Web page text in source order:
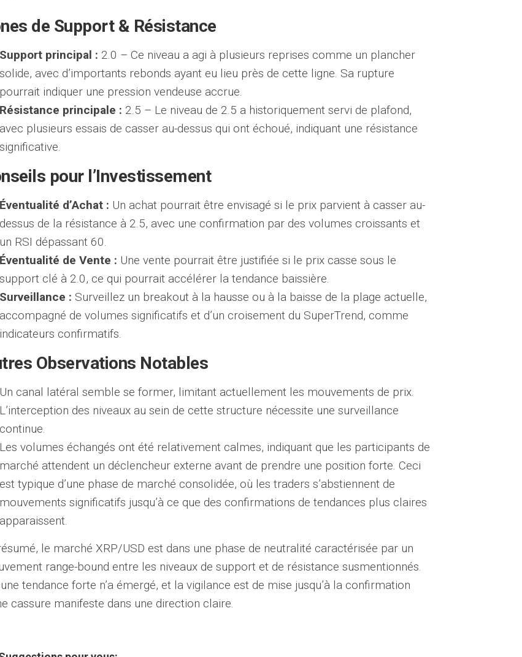
de Support & Résistance
Support principal : 2.0 – Ce niveau a agi à plusieurs reprises comme un plancher
solide, avec d’importants rebonds ayant eu lieu près de cette ligne. Sa rupture
pourrait indiquer une pression vendeuse accrue.
Résistance principale : 2.5 – Le niveau de 2.5 a historiquement servi de plafond,
avec plusieurs essais de casser au-dessus qui ont échoué, indiquant une résistance
significative.
pour l’Investissement
Éventualité d’Achat : Un achat pourrait être envisagé si le prix parvient à casser au-
dessus de la résistance à 2.5, avec une confirmation par des volumes croissants et
un RSI dépassant 60.
Éventualité de Vente : Une vente pourrait être justifiée si le prix casse sous le
support clé à 2.0, ce qui pourrait accélérer la tendance baissière.
Surveillance : Surveillez un breakout à la hausse ou à la baisse de la plage actuelle,
accompagné de volumes significatifs et d’un croisement du SuperTrend, comme
indicateurs confirmatifs.
Observations Notables
Un canal latéral semble se former, limitant actuellement les mouvements de prix.
L’interception des niveaux au sein de cette structure nécessite une surveillance
continue.
Les volumes échangés ont été relativement calmes, indiquant que les participants de
marché attendent un déclencheur externe avant de prendre une position forte. Ceci
est typique d’une phase de marché consolidée, où les traders s’abstiennent de
mouvements significatifs jusqu’à ce que des confirmations de tendances plus claires
apparaissent.
le marché XRP/USD est dans une phase de neutralité caractérisée par un
range-bound entre les niveaux de support et de résistance susmentionnés.
tendance forte n’a émergé, et la vigilance est de mise jusqu’à la confirmation
cassure manifeste dans une direction claire.